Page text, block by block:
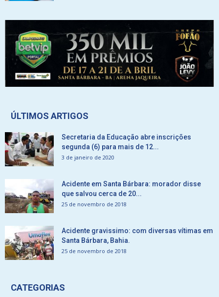
ÚLTIMOS ARTIGOS
Secretaria da Educação abre inscrições
segunda (6) para mais de 12...
3 de janeiro de 2020
Acidente em Santa Bárbara: morador disse
que salvou cerca de 20...
25 de novembro de 2018
Acidente gravissimo: com diversas vítimas em
Santa Bárbara, Bahia.
25 de novembro de 2018
CATEGORIAS